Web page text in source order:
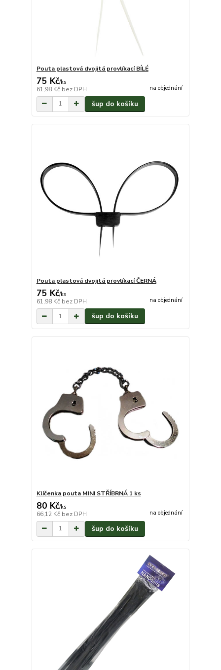
Pouta plastová dvojitá provlíkací BÍLÉ
75 Kč/ks
61,98 Kč bez DPH na objednání
šup do košíku
Pouta plastová dvojitá provlíkací ČERNÁ
75 Kč/ks
61,98 Kč bez DPH na objednání
šup do košíku
Klíčenka pouta MINI STŘÍBRNÁ 1 ks
80 Kč/ks
66,12 Kč bez DPH na objednání
šup do košíku